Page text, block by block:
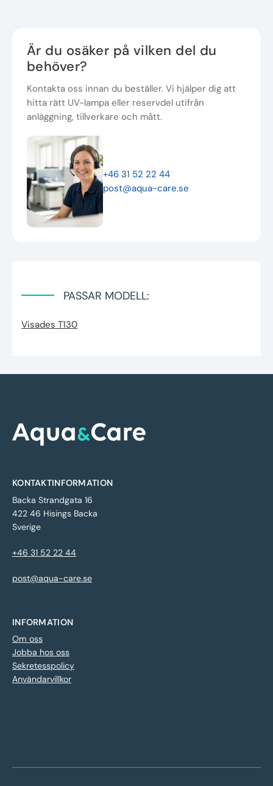
Är du osäker på vilken del du
behöver?
Kontakta oss innan du beställer. Vi hjälper dig att
hitta rätt UV-lampa eller reservdel utifrån
anläggning, tillverkare och mått.
+46 31 52 22 44
post@aqua-care.se
PASSAR MODELL:
Visades T130
KONTAKTINFORMATION
Backa Strandgata 16
422 46 Hisings Backa
Sverige
+46 31 52 22 44
post@aqua-care.se
INFORMATION
Om oss
Jobba hos oss
Sekretesspolicy
Användarvillkor